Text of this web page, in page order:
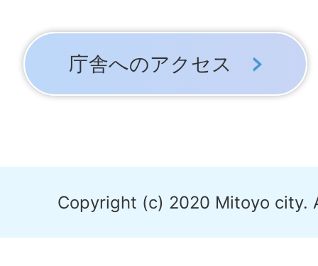
庁舎へのアクセス
Copyright (c) 2020 Mitoyo city.